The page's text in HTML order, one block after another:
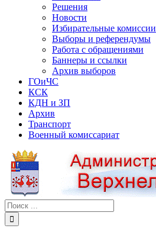
Решения
Новости
Избирательные комиссии
Выборы и референдумы
Работа с обращениями
Баннеры и ссылки
Архив выборов
ГОиЧС
КСК
КДН и ЗП
Архив
Транспорт
Военный комиссариат
Результат
поиска: